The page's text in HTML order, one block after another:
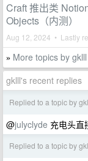
Craft 推出类
Objects（内测）
Aug 12, 2024 • Lastly
» More topics by gklll
gklll's recent replies
Replied to a topic by
@julyclyde 充电头直
Replied to a topic by